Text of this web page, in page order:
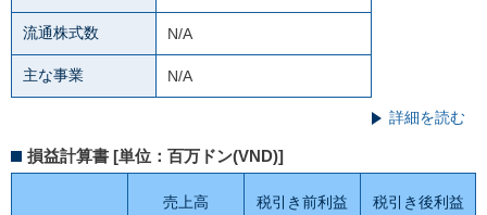
流通株式数 N/A
主な事業 N/A
詳細を読む
損益計算書 [単位：百万ドン(VND)]
売上高 税引き前利益 税引き後利益